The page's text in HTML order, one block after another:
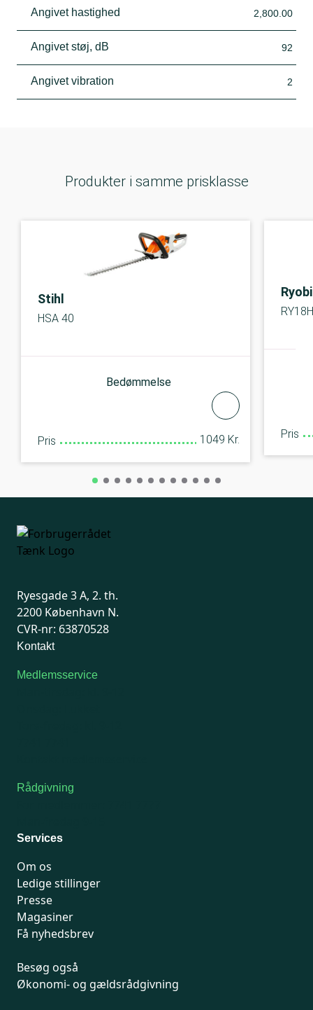
Angivet hastighed 2,800.00
Angivet støj, dB 92
Angivet vibration 2
Produkter i samme prisklasse
Stihl
HSA 40
Bedømmelse
Pris 1049 Kr.
Ryobi
Pris
Ryesgade 3 A, 2. th.
2200 København N.
CVR-nr: 63870528
Kontakt
Medlemsservice
Rådgivning
Services
Om os
Ledige stillinger
Presse
Magasiner
Få nyhedsbrev
Besøg også
Økonomi- og gældsrådgivning